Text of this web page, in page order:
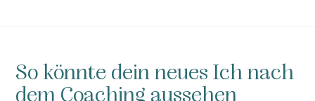
So könnte dein neues Ich nach
dem Coaching aussehen